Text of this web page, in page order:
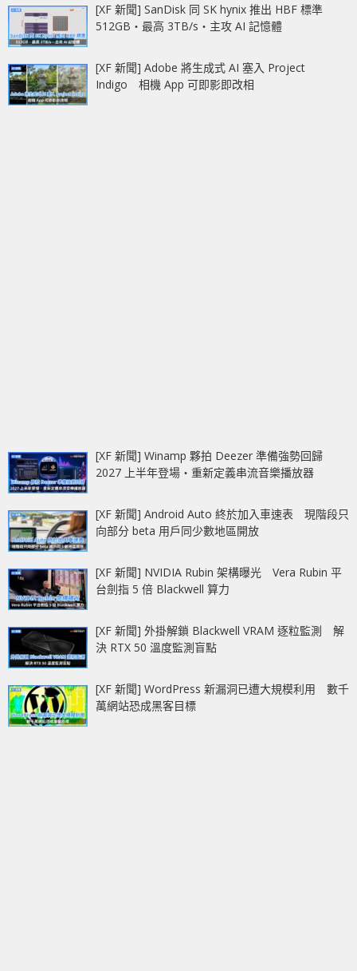
[XF 新聞] SanDisk 同 SK hynix 推出 HBF 標準
512GB‧最高 3TB/s‧主攻 AI 記憶體
[XF 新聞] Adobe 將生成式 AI 塞入 Project
Indigo 相機 App 可即影即改相
[XF 新聞] Winamp 夥拍 Deezer 準備強勢回歸
2027 上半年登場‧重新定義串流音樂播放器
[XF 新聞] Android Auto 終於加入車速表 現階段只
向部分 beta 用戶同少數地區開放
[XF 新聞] NVIDIA Rubin 架構曝光 Vera Rubin 平
台劍指 5 倍 Blackwell 算力
[XF 新聞] 外掛解鎖 Blackwell VRAM 逐粒監測 解
決 RTX 50 溫度監測盲點
[XF 新聞] WordPress 新漏洞已遭大規模利用 數千
萬網站恐成黑客目標